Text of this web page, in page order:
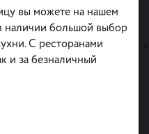
вы можете на нашем
наличии большой выбор
С ресторанами
и за безналичный